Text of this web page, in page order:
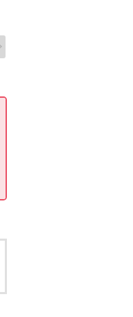
開きます。